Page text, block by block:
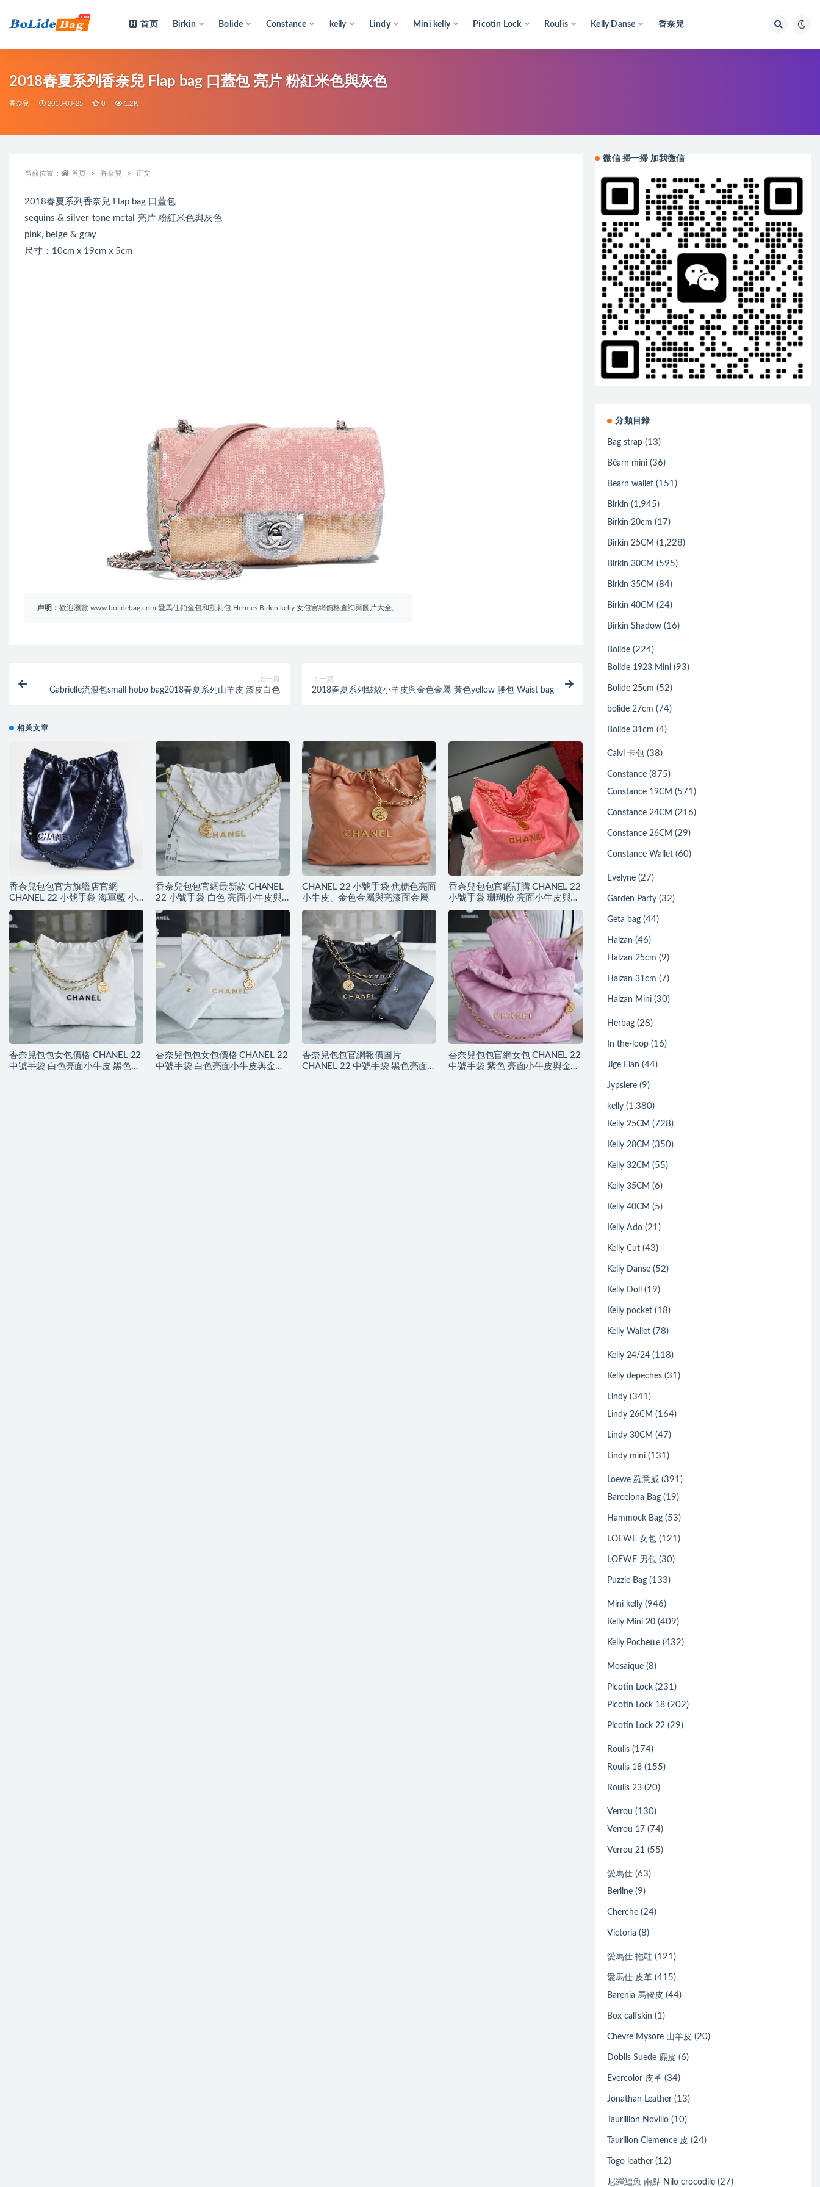
首页 Birkin Bolide Constance kelly Lindy Mini kelly Picotin Lock Roulis Kelly Danse 香奈兒
2018春夏系列香奈兒 Flap bag 口蓋包 亮片 粉紅米色與灰色
香奈兒 2018-03-25 0 1.2K
当前位置： 首页 香奈兒 正文
2018春夏系列香奈兒 Flap bag 口蓋包
sequins & silver-tone metal 亮片 粉紅米色與灰色
pink, beige & gray
尺寸：10cm x 19cm x 5cm
声明： 歡迎瀏覽 www.bolidebag.com 愛馬仕鉑金包和凱莉包 Hermes Birkin kelly 女包官網價格查詢與圖片大全。
上一篇
Gabrielle流浪包small hobo bag2018春夏系列山羊皮 漆皮白色
下一篇
2018春夏系列皱紋小羊皮與金色金屬-黃色yellow 腰包 Waist bag
相关文章
香奈兒包包官方旗艦店官網
CHANEL 22 小號手袋 海軍藍 小
牛皮與藍色金屬
香奈兒包包官網最新款 CHANEL
22 小號手袋 白色 亮面小牛皮與
金色金屬
CHANEL 22 小號手袋 焦糖色亮面
小牛皮、金色金屬與亮漆面金屬
香奈兒包包官網訂購 CHANEL 22
小號手袋 珊瑚粉 亮面小牛皮與金
色金屬
香奈兒包包女包價格 CHANEL 22
中號手袋 白色亮面小牛皮 黑色
香奈兒包包女包價格 CHANEL 22
中號手袋 白色亮面小牛皮與金色
香奈兒包包官網報價圖片
CHANEL 22 中號手袋 黑色亮面小
香奈兒包包官網女包 CHANEL 22
中號手袋 紫色 亮面小牛皮與金色
微信 掃一掃 加我微信
分類目錄
Bag strap (13)
Béarn mini (36)
Bearn wallet (151)
Birkin (1,945)
Birkin 20cm (17)
Birkin 25CM (1,228)
Birkin 30CM (595)
Birkin 35CM (84)
Birkin 40CM (24)
Birkin Shadow (16)
Bolide (224)
Bolide 1923 Mini (93)
Bolide 25cm (52)
bolide 27cm (74)
Bolide 31cm (4)
Calvi 卡包 (38)
Constance (875)
Constance 19CM (571)
Constance 24CM (216)
Constance 26CM (29)
Constance Wallet (60)
Evelyne (27)
Garden Party (32)
Geta bag (44)
Halzan (46)
Halzan 25cm (9)
Halzan 31cm (7)
Halzan Mini (30)
Herbag (28)
In the-loop (16)
Jige Elan (44)
Jypsiere (9)
kelly (1,380)
Kelly 25CM (728)
Kelly 28CM (350)
Kelly 32CM (55)
Kelly 35CM (6)
Kelly 40CM (5)
Kelly Ado (21)
Kelly Cut (43)
Kelly Danse (52)
Kelly Doll (19)
Kelly pocket (18)
Kelly Wallet (78)
Kelly 24/24 (118)
Kelly depeches (31)
Lindy (341)
Lindy 26CM (164)
Lindy 30CM (47)
Lindy mini (131)
Loewe 羅意威 (391)
Barcelona Bag (19)
Hammock Bag (53)
LOEWE 女包 (121)
LOEWE 男包 (30)
Puzzle Bag (133)
Mini kelly (946)
Kelly Mini 20 (409)
Kelly Pochette (432)
Mosaique (8)
Picotin Lock (231)
Picotin Lock 18 (202)
Picotin Lock 22 (29)
Roulis (174)
Roulis 18 (155)
Roulis 23 (20)
Verrou (130)
Verrou 17 (74)
Verrou 21 (55)
愛馬仕 (63)
Berline (9)
Cherche (24)
Victoria (8)
愛馬仕 拖鞋 (121)
愛馬仕 皮革 (415)
Barenia 馬鞍皮 (44)
Box calfskin (1)
Chevre Mysore 山羊皮 (20)
Doblis Suede 麂皮 (6)
Evercolor 皮革 (34)
Jonathan Leather (13)
Taurillion Novillo (10)
Taurillon Clemence 皮 (24)
Togo leather (12)
尼羅鱷魚 兩點 Nilo crocodile (27)